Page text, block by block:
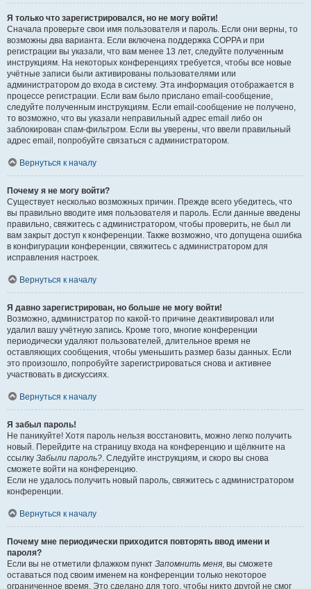
Я только что зарегистрировался, но не могу войти!
Сначала проверьте свои имя пользователя и пароль. Если они верны, то
возможны два варианта. Если включена поддержка COPPA и при
регистрации вы указали, что вам менее 13 лет, следуйте полученным
инструкциям. На некоторых конференциях требуется, чтобы все новые
учётные записи были активированы пользователями или
администратором до входа в систему. Эта информация отображается в
процессе регистрации. Если вам было прислано email-сообщение,
следуйте полученным инструкциям. Если email-сообщение не получено,
то возможно, что вы указали неправильный адрес email либо он
заблокирован спам-фильтром. Если вы уверены, что ввели правильный
адрес email, попробуйте связаться с администратором.
Вернуться к началу
Почему я не могу войти?
Существует несколько возможных причин. Прежде всего убедитесь, что
вы правильно вводите имя пользователя и пароль. Если данные введены
правильно, свяжитесь с администратором, чтобы проверить, не был ли
вам закрыт доступ к конференции. Также возможно, что допущена ошибка
в конфигурации конференции, свяжитесь с администратором для
исправления настроек.
Вернуться к началу
Я давно зарегистрирован, но больше не могу войти!
Возможно, администратор по какой-то причине деактивировал или
удалил вашу учётную запись. Кроме того, многие конференции
периодически удаляют пользователей, длительное время не
оставляющих сообщения, чтобы уменьшить размер базы данных. Если
это произошло, попробуйте зарегистрироваться снова и активнее
участвовать в дискуссиях.
Вернуться к началу
Я забыл пароль!
Не паникуйте! Хотя пароль нельзя восстановить, можно легко получить
новый. Перейдите на страницу входа на конференцию и щёлкните на
ссылку Забыли пароль?. Следуйте инструкциям, и скоро вы снова
сможете войти на конференцию.
Если не удалось получить новый пароль, свяжитесь с администратором
конференции.
Вернуться к началу
Почему мне периодически приходится повторять ввод имени и
пароля?
Если вы не отметили флажком пункт Запомнить меня, вы сможете
оставаться под своим именем на конференции только некоторое
ограниченное время. Это сделано для того, чтобы никто другой не смог